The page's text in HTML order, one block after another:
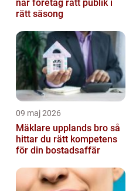
når företag rätt publik i
rätt säsong
09 maj 2026
Mäklare upplands bro så
hittar du rätt kompetens
för din bostadsaffär